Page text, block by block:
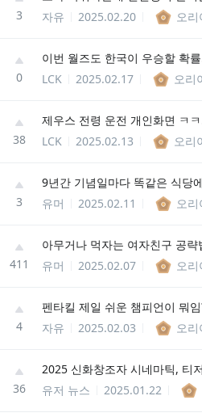
3
자유
2025.02.20 오
0
LCK
2025.02.17 오리
38
LCK
2025.02.13 오리
3
유머
2025.02.11 오
411
아무거나 먹자는 여자친구 공략
유머
2025.02.07 오
4
펜타킬 제일 쉬운 챔피언이 뭐
자유
2025.02.03 오
36
2025 신화창조자 시네마틱, 티저
유저 뉴스
2025.01.22